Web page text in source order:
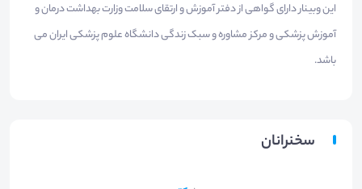
این وبینار دارای گواهی از دفتر آموزش و ارتقای سلامت وزارت بهداشت درمان و
آموزش پزشکی و مرکز مشاوره و سبک زندگی دانشگاه علوم پزشکی ایران می
باشد.
سخنرانان